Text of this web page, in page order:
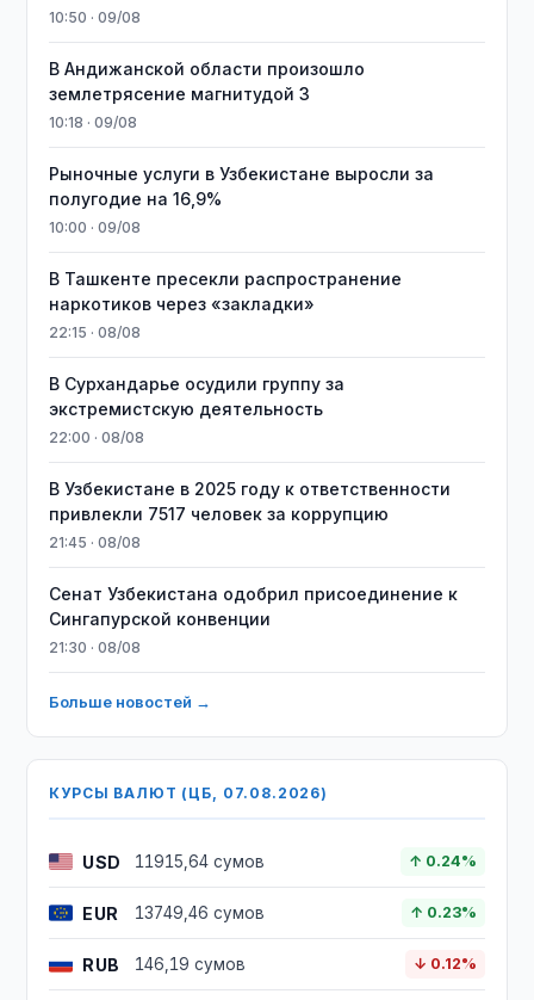
10:50 · 09/08
В Андижанской области произошло
землетрясение магнитудой 3
10:18 · 09/08
Рыночные услуги в Узбекистане выросли за
полугодие на 16,9%
10:00 · 09/08
В Ташкенте пресекли распространение
наркотиков через «закладки»
22:15 · 08/08
В Сурхандарье осудили группу за
экстремистскую деятельность
22:00 · 08/08
В Узбекистане в 2025 году к ответственности
привлекли 7517 человек за коррупцию
21:45 · 08/08
Сенат Узбекистана одобрил присоединение к
Сингапурской конвенции
21:30 · 08/08
Больше новостей →
КУРСЫ ВАЛЮТ (ЦБ, 07.08.2026)
USD 11915,64 сумов ↑ 0.24%
EUR 13749,46 сумов ↑ 0.23%
RUB 146,19 сумов ↓ 0.12%